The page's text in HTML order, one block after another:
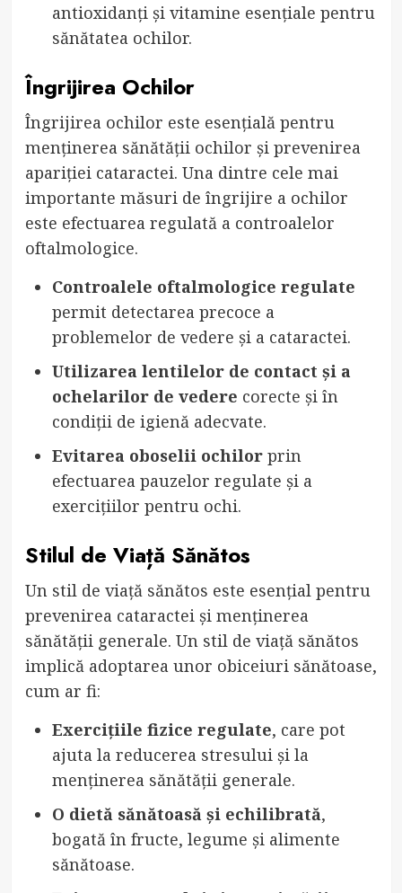
antioxidanți și vitamine esențiale pentru
sănătatea ochilor.
Îngrijirea Ochilor
Îngrijirea ochilor este esențială pentru
menținerea sănătății ochilor și prevenirea
apariției cataractei. Una dintre cele mai
importante măsuri de îngrijire a ochilor
este efectuarea regulată a controalelor
oftalmologice.
Controalele oftalmologice regulate
permit detectarea precoce a
problemelor de vedere și a cataractei.
Utilizarea lentilelor de contact și a
ochelarilor de vedere corecte și în
condiții de igienă adecvate.
Evitarea oboselii ochilorprin
efectuarea pauzelor regulate și a
exercițiilor pentru ochi.
Stilul de Viață Sănătos
Un stil de viață sănătos este esențial pentru
prevenirea cataractei și menținerea
sănătății generale. Un stil de viață sănătos
implică adoptarea unor obiceiuri sănătoase,
cum ar fi:
Exercițiile fizice regulate, care pot
ajuta la reducerea stresului și la
menținerea sănătății generale.
O dietă sănătoasă și echilibrată,
bogată în fructe, legume și alimente
sănătoase.